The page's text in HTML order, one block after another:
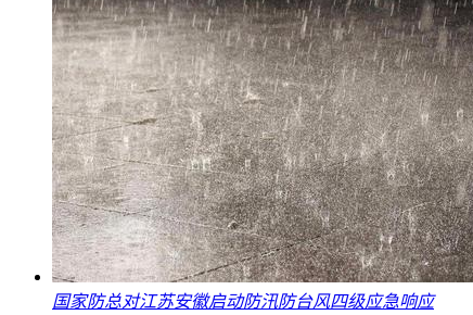
国家防总对江苏安徽启动防汛防台风四级应急响应